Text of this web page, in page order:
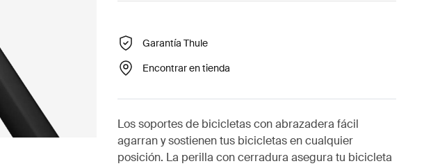
Garantía Thule
Encontrar en tienda
Los soportes de bicicletas con abrazadera fácil
agarran y sostienen tus bicicletas en cualquier
posición. La perilla con cerradura asegura tu bicicleta